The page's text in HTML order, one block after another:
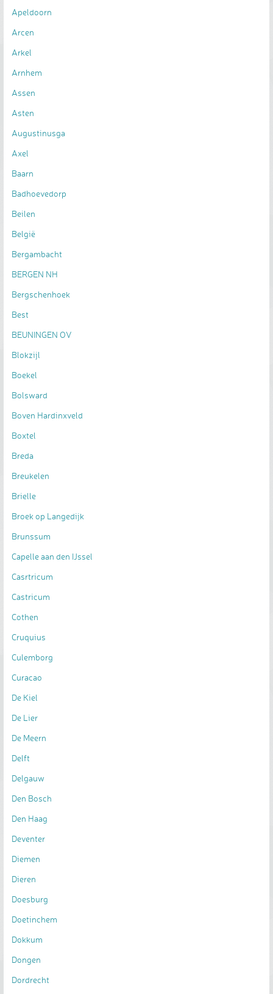
Apeldoorn
Arcen
Arkel
Arnhem
Assen
Asten
Augustinusga
Axel
Baarn
Badhoevedorp
Beilen
België
Bergambacht
BERGEN NH
Bergschenhoek
Best
BEUNINGEN OV
Blokzijl
Boekel
Bolsward
Boven Hardinxveld
Boxtel
Breda
Breukelen
Brielle
Broek op Langedijk
Brunssum
Capelle aan den IJssel
Casrtricum
Castricum
Cothen
Cruquius
Culemborg
Curacao
De Kiel
De Lier
De Meern
Delft
Delgauw
Den Bosch
Den Haag
Deventer
Diemen
Dieren
Doesburg
Doetinchem
Dokkum
Dongen
Dordrecht